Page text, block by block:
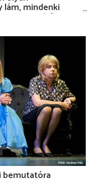
lám, mindenki
bemutatóra